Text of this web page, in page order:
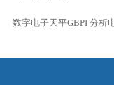
数字电子天平GBPI 分析